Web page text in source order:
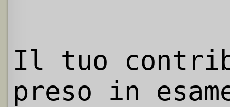
Il tuo
preso in